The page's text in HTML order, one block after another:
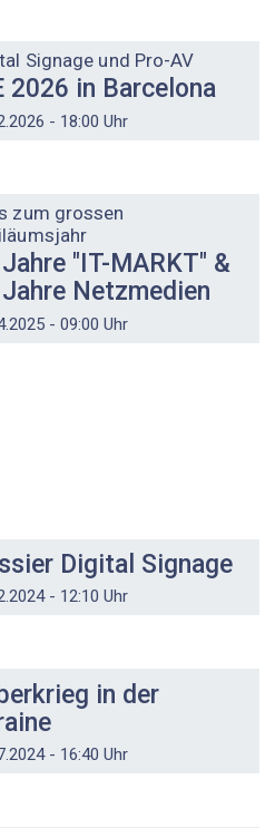
Signage und Pro-AV
2026 in Barcelona
- 18:00 Uhr
zum grossen
"IT-MARKT" &
Netzmedien
- 09:00 Uhr
Digital Signage
- 12:10 Uhr
in der
- 16:40 Uhr